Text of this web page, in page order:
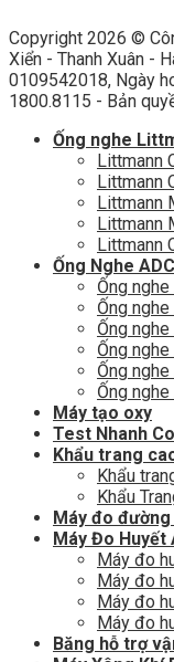
Copyright 2026 ©
Xiển - Thanh Xuân -
0109542018, Ngày
1800.8115 - Bản
Ống nghe
Littmann
Littmann
Littmann
Littmann
Littmann
Ống Nghe ADC
Ống
Ống
Ống
Ống
Ống
Ống
Máy tạo oxy
Test Nhanh
Khẩu trang
Khẩu
Khẩu
Máy đo
Máy Đo Huyết
Máy đo
Máy đo
Máy đo
Máy đo
Băng hỗ trợ